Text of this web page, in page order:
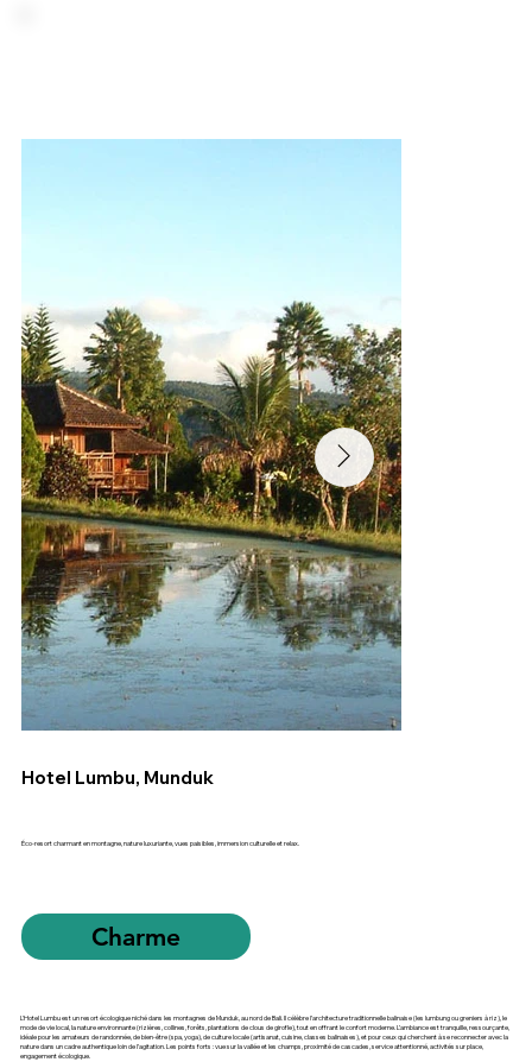
Hotel Lumbu, Munduk
Éco-resort charmant en montagne, nature luxuriante, vues paisibles, immersion culturelle et relax.
Charme
L'Hotel Lumbu est un resort écologique niché dans les montagnes de Munduk, au nord de Bali. Il célèbre l’architecture traditionnelle balinaise (les lumbung ou greniers à riz), le
mode de vie local, la nature environnante (rizières, collines, forêts, plantations de clous de girofle), tout en offrant le confort moderne. L’ambiance est tranquille, ressourçante,
idéale pour les amateurs de randonnée, de bien-être (spa, yoga), de culture locale (artisanat, cuisine, classes balinaises), et pour ceux qui cherchent à se reconnecter avec la
nature dans un cadre authentique loin de l’agitation. Les points forts : vue sur la vallée et les champs, proximité de cascades, service attentionné, activités sur place,
engagement écologique.